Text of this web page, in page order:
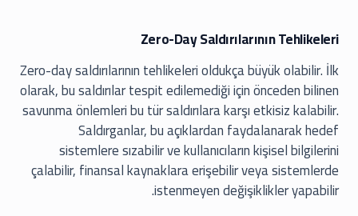
Zero-Day Saldırılarının Tehlikeleri
Zero-day saldırılarının tehlikeleri oldukça büyük olabilir. İlk
olarak, bu saldırılar tespit edilemediği için önceden bilinen
savunma önlemleri bu tür saldırılara karşı etkisiz kalabilir.
Saldırganlar, bu açıklardan faydalanarak hedef
sistemlere sızabilir ve kullanıcıların kişisel bilgilerini
çalabilir, finansal kaynaklara erişebilir veya sistemlerde
istenmeyen değişiklikler yapabilir.